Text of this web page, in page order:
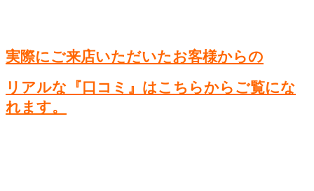
実際にご来店いただいたお客様からの
リアルな『口コミ』はこちらからご覧にな
れます。